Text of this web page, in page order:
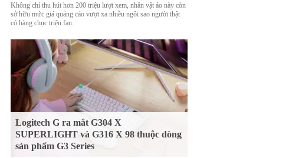
Không chỉ thu hút hơn 200 triệu lượt xem, nhân vật ảo này còn
sở hữu mức giá quảng cáo vượt xa nhiều ngôi sao người thật
có hàng chục triệu fan.
Logitech G ra mắt G304 X
SUPERLIGHT và G316 X 98 thuộc dòng
sản phẩm G3 Series